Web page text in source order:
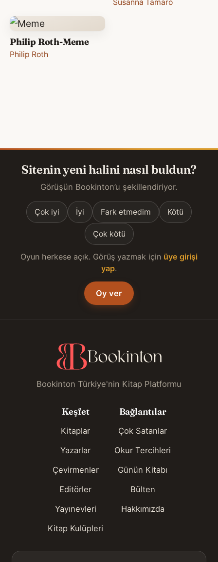
Susanna Tamaro
Philip Roth-Meme
Philip Roth
Sitenin yeni halini nasıl buldun?
Görüşün Bookinton’u şekillendiriyor.
Çok iyi İyi Fark etmedim Kötü
Çok kötü
Oyun herkese açık. Görüş yazmak için üye girişi
yap.
Oy ver
Bookinton Türkiye'nin Kitap Platformu
Keşfet
Kitaplar
Yazarlar
Çevirmenler
Editörler
Yayınevleri
Kitap Kulüpleri
Bağlantılar
Çok Satanlar
Okur Tercihleri
Günün Kitabı
Bülten
Hakkımızda